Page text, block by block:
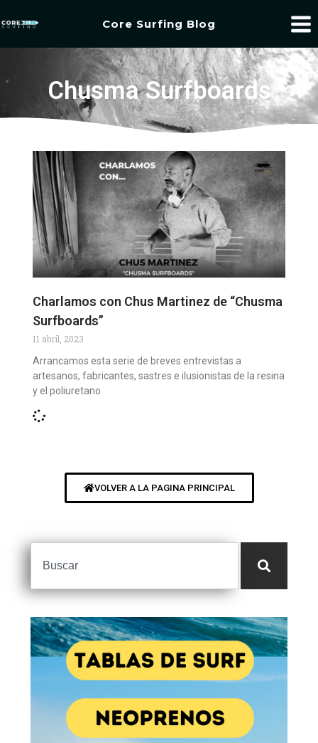
Core Surfing Blog
Chusma Surfboards
Charlamos con Chus Martinez de “Chusma
Surfboards”
11 abril, 2023
Arrancamos esta serie de breves entrevistas a
artesanos, fabricantes, sastres e ilusionistas de la resina
y el poliuretano
VOLVER A LA PAGINA PRINCIPAL